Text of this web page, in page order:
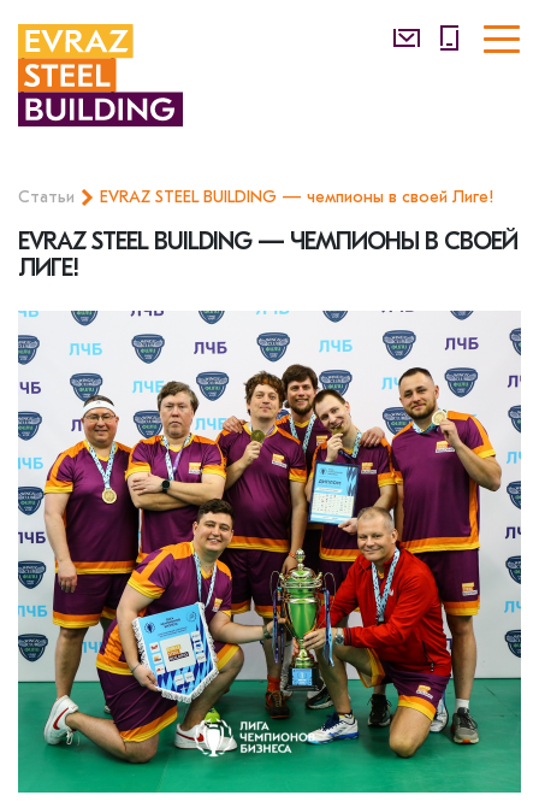
Статьи EVRAZ STEEL BUILDING — чемпионы в своей Лиге!
EVRAZ STEEL BUILDING — ЧЕМПИОНЫ В СВОЕЙ
ЛИГЕ!